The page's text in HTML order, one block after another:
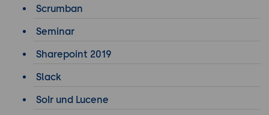
Scrumban
Seminar
Sharepoint 2019
Slack
SoIr und Lucene